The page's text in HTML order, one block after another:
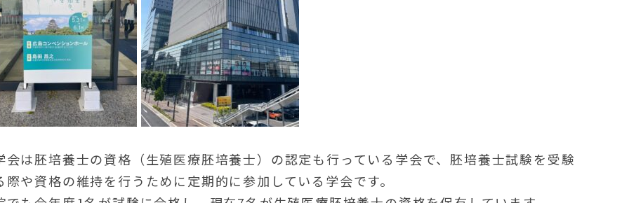
会は胚培養士の資格（生殖医療胚培養士）の認定も行っている学会で、胚培養士試験を受験
際や資格の維持を行うために定期的に参加している学会です。